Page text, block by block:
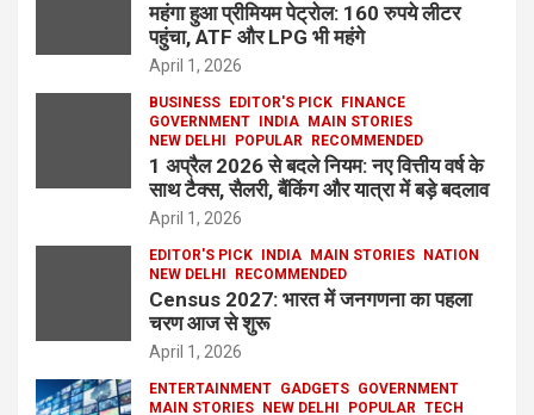
महंगा हुआ प्रीमियम पेट्रोल: 160 रुपये लीटर
पहुंचा, ATF और LPG भी महंगे
April 1, 2026
BUSINESS EDITOR'S PICK
FINANCE
GOVERNMENT
INDIA
MAIN STORIES
NEW DELHI
POPULAR RECOMMENDED
1 अप्रैल 2026 से बदले नियम: नए वित्तीय वर्ष के
साथ टैक्स, सैलरी, बैंकिंग और यात्रा में बड़े बदलाव
April 1, 2026
EDITOR'S PICK INDIA MAIN STORIES
NATION
NEW DELHI
RECOMMENDED
Census 2027: भारत में जनगणना का पहला
चरण आज से शुरू
April 1, 2026
ENTERTAINMENT GADGETS GOVERNMENT
MAIN STORIES
NEW DELHI POPULAR TECH